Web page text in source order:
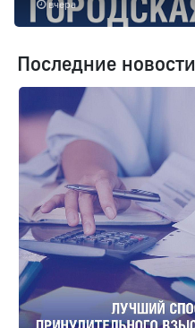
вчера
Последние новости